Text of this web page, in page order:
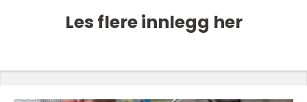
Les flere innlegg her